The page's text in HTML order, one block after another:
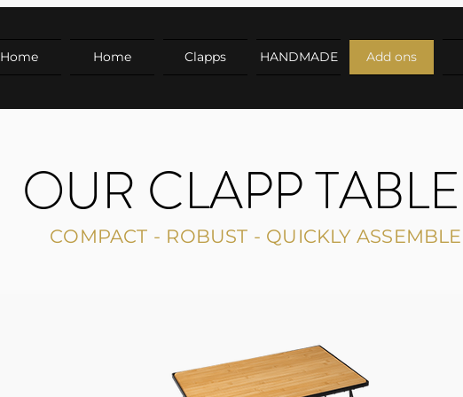
Home Home Clapps HANDMADE Add ons
OUR CLAPP TABLE
COMPACT - ROBUST - QUICKLY